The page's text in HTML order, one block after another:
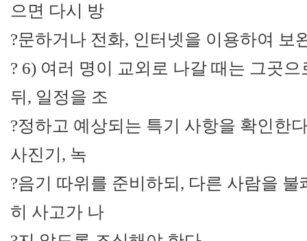
으면 다시 방
?문하거나 전화, 인터넷을 이용하여 보
? 6) 여러 명이 교외로 나갈 때는 그곳
뒤, 일정을 조
?정하고 예상되는 특기 사항을 확인한
사진기, 녹
?음기 따위를 준비하되, 다른 사람을
히 사고가 나